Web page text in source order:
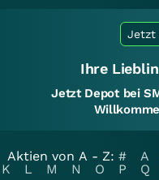
Jetzt
Ihre
Jetzt Depot bei
Aktien von A - Z: # A
K
L M N O P Q